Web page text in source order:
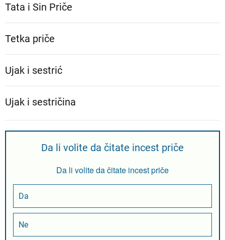
Tata i Sin Priče
Tetka priče
Ujak i sestrić
Ujak i sestričina
Da li volite da čitate incest priče
Da li volite da čitate incest priče
Da
Ne